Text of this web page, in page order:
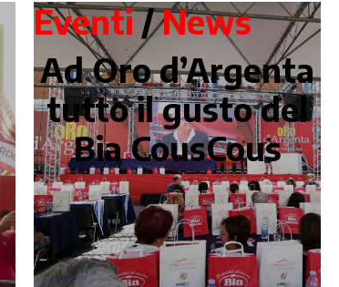
Eventi/News
Ad Oro d’Argenta
tutto il gusto del
Bia CousCous